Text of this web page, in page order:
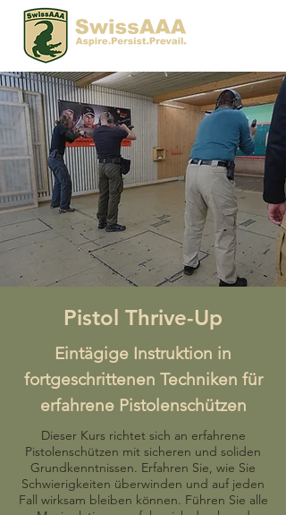
Pistol Thrive-Up
Eintägige Instruktion in
fortgeschrittenen Techniken für
erfahrene Pistolenschützen
Dieser Kurs richtet sich an erfahrene
Pistolenschützen mit sicheren und soliden
Grundkenntnissen. Erfahren Sie, wie Sie
Schwierigkeiten überwinden und auf jeden
Fall wirksam bleiben können. Führen Sie alle